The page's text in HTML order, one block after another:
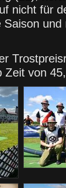
nicht für
Zeit von